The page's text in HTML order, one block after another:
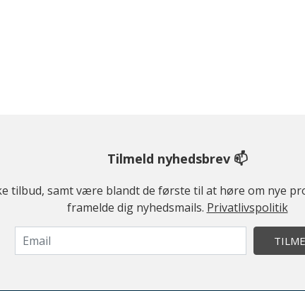
Tilmeld nyhedsbrev 📫
tilbud, samt være blandt de første til at høre om nye
framelde dig nyhedsmails. Privatlivspolitik